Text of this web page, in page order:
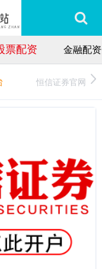
票配资 金融配
恒信证券官网